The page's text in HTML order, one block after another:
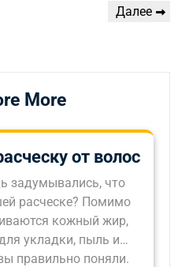
Следующая
Далее
More
от волос
задумывались, что
расческе? Помимо
кожный жир,
укладки, пыль и…
правильно поняли.